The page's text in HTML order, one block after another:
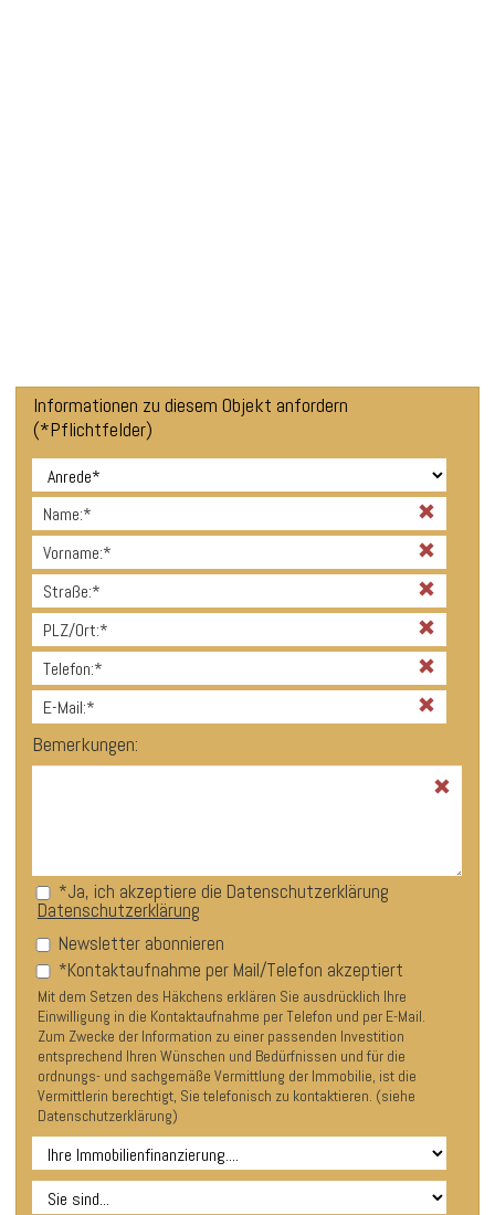
Informationen zu diesem Objekt anfordern
(*Pflichtfelder)
*Anrede
*Name
*Vorname
*Straße
*PLZ/Ort
*Telefon
*E-Mail
Bemerkungen:
*Ja, ich akzeptiere die Datenschutzerklärung
Datenschutzerklärung
Newsletter abonnieren
Rückmeldung
*Kontaktaufnahme per Mail/Telefon akzeptiert
Mit dem Setzen des Häkchens erklären Sie ausdrücklich Ihre
Einwilligung in die Kontaktaufnahme per Telefon und per E-Mail.
Zum Zwecke der Information zu einer passenden Investition
entsprechend Ihren Wünschen und Bedürfnissen und für die
ordnungs- und sachgemäße Vermittlung der Immobilie, ist die
Vermittlerin berechtigt, Sie telefonisch zu kontaktieren. (siehe
Datenschutzerklärung)
Anlageform